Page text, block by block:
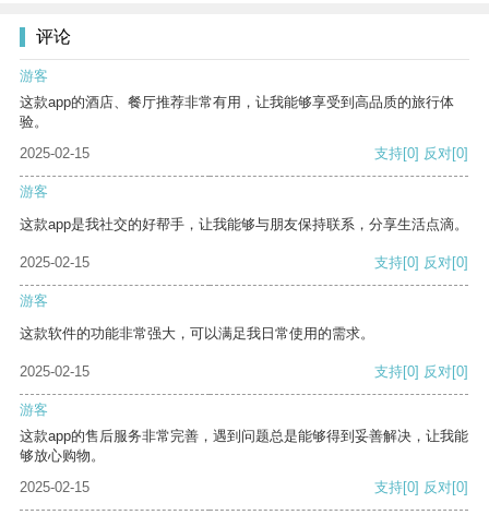
评论
游客
这款app的酒店、餐厅推荐非常有用，让我能够享受到高品质的旅行体
验。
2025-02-15
支持[0] 反对[0]
游客
这款app是我社交的好帮手，让我能够与朋友保持联系，分享生活点滴。
2025-02-15 支持[0] 反对[0]
游客
这款软件的功能非常强大，可以满足我日常使用的需求。
2025-02-15 支持[0] 反对[0]
游客
这款app的售后服务非常完善，遇到问题总是能够得到妥善解决，让我能
够放心购物。
2025-02-15
支持[0] 反对[0]